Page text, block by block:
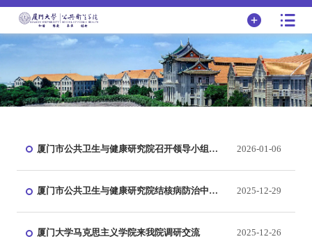
厦门市公共卫生与健康研究院召开领导小组第
2026-01-06
厦门市公共卫生与健康研究院结核病防治中
2025-12-29
厦门大学马克思主义学院来我院调研交流 2025-12-26